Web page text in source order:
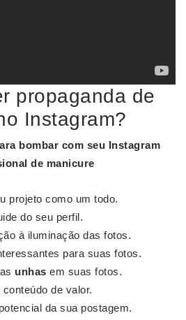
propaganda de
Instagram?
bombar com seu Instagram
de manicure
projeto como um todo.
do seu perfil.
à iluminação das fotos.
para suas fotos.
unhas em suas fotos.
conteúdo de valor.
da sua postagem.